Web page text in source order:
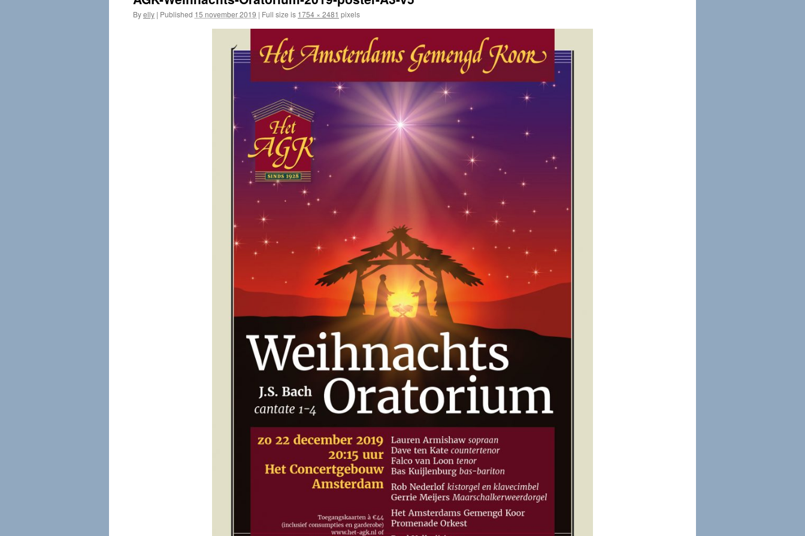
Byelly | Published 15 november 2019 | Full size is 1754 × 2481 pixels